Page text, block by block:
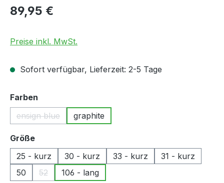
Regulärer Preis:
89,95 €
Preise inkl. MwSt.
Sofort verfügbar, Lieferzeit: 2-5 Tage
Farben
ensign blue
(Diese Option ist zurzeit nicht verfügbar.)
graphite
Größeauswählen
25 - kurz
30 - kurz 33 - kurz
31 - kurz
50
52
(Diese Option ist zurzeit nicht verfügbar.)
106 - lang